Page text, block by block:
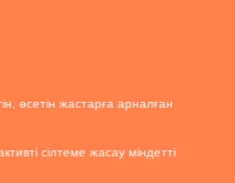
өсетін жастарға арналған
сілтеме жасау міндетті